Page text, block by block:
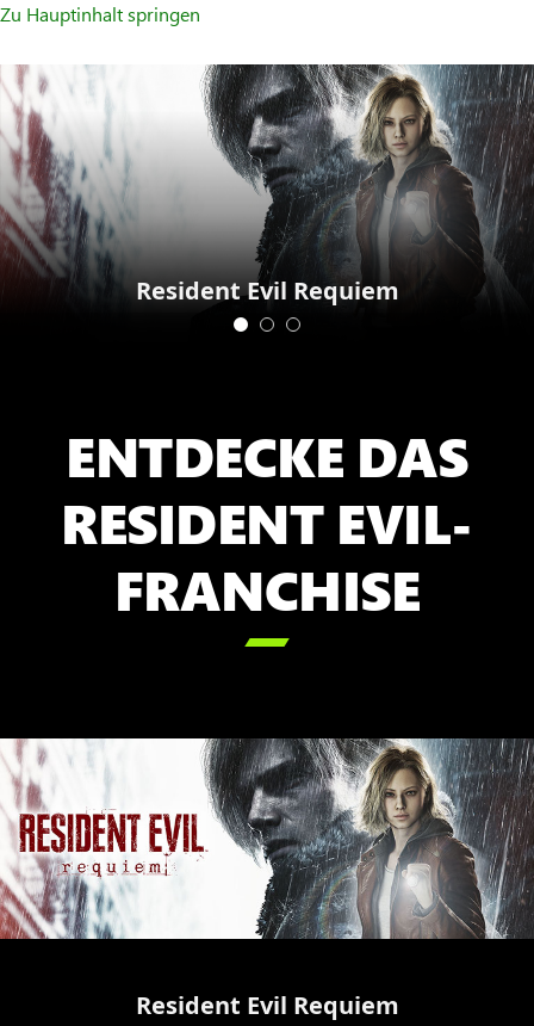
Zu Hauptinhalt springen
Resident Evil Requiem
ENTDECKE DAS
RESIDENT EVIL-
FRANCHISE

Resident Evil Requiem